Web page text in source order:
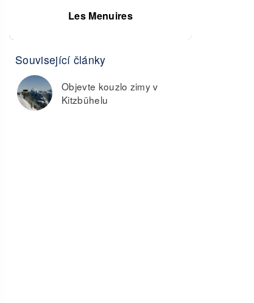
Les Menuires
Související články
Objevte kouzlo zimy v
Kitzbühelu